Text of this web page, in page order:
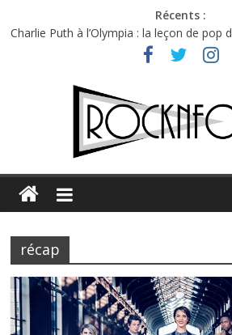
Récents :
Charlie Puth à l’Olympia : la leçon de pop
Festival Triptyque : un nouveau festival
Hellfest 2026 vendredi : température et
Hellfest 2026 jeudi : impossible de choisir
Première édition du Midgard Festival :
récap